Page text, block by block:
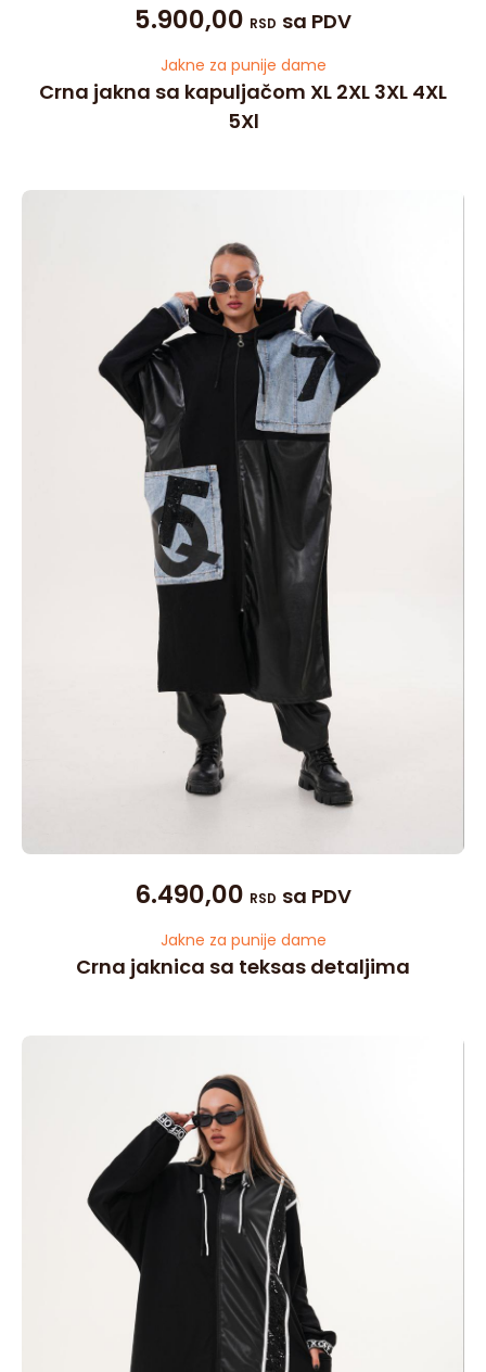
Jakne za punije dame
Crna jakna sa kapuljačom XL 2XL 3XL 4XL
5Xl
5.900,00 RSD sa PDV
Jakne za punije dame
Crna jaknica sa teksas detaljima
6.490,00 RSD sa PDV